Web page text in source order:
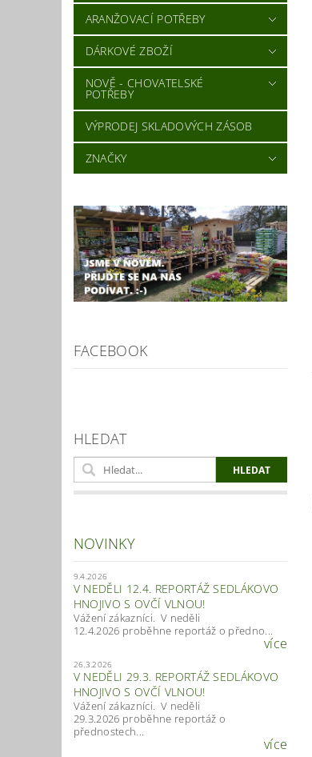
ARANŽOVACÍ POTŘEBY
DÁRKOVÉ ZBOŽÍ
NOVĚ - CHOVATELSKÉ
POTŘEBY
VÝPRODEJ SKLADOVÝCH ZÁSOB
ZNAČKY
FACEBOOK
HLEDAT
NOVINKY
9.4.2026
V NEDĚLI 12.4. REPORTÁŽ SEDLÁKOVO
HNOJIVO S OVČÍ VLNOU!
Vážení zákazníci. V neděli
12.4.2026 proběhne reportáž o předno...
více
26.3.2026
V NEDĚLI 29.3. REPORTÁŽ SEDLÁKOVO
HNOJIVO S OVČÍ VLNOU!
Vážení zákazníci. V neděli
29.3.2026 proběhne reportáž o
přednostech...
více